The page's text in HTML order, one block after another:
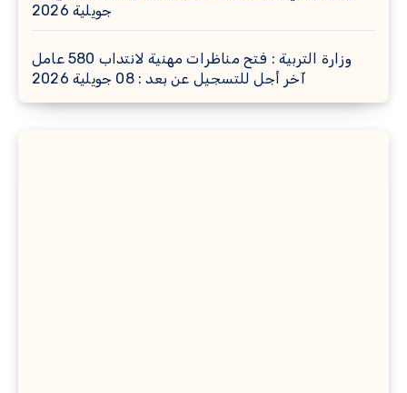
جويلية 2026
وزارة التربية : فتح مناظرات مهنية لانتداب 580 عامل
آخر أجل للتسجيل عن بعد : 08 جويلية 2026